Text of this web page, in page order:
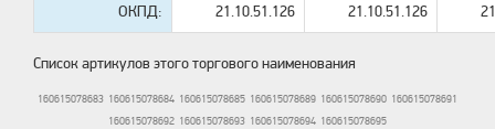
ОКПД: 21.10.51.126 21.10.51.126
Список артикулов этого торгового наименования
160615078683 160615078684 160615078685 160615078689 160615078690 160615078691
160615078692 160615078693 160615078694 160615078695